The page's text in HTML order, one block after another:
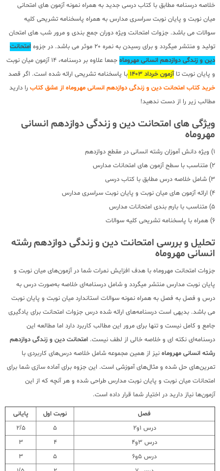
خلاصه درسنامه مطابق با کتاب درسی جدید به همراه نمونه آزمون های امتحانی
میان نوبت و پایان نوبت سراسری مدارس به همراه پاسخنامه تشریحی کلیه
سوالات می باشد. جزوات امتحانت ویژه دوران جمع بندی و مرور شب های امتحان
تولید و منتشر میگردد و برای رسیدن به نمره 20 موثر می باشد. در جزوه
امتحانت
دین و زندگی دوازدهم انسانی مهروماه
جمعا علاوه بر درسنامه، 14 آزمون میان نوبت
و پایان نوبت تاآزمون خرداد 1403
با پاسخنامه تشریحی ارائه شده است. اگر قصد
خرید کتاب امتحانت دین و زندگی دوازدهم انسانی مهروماه از عشق کتاب را دارید
مطالب زیر را از دست ندهید!
ویژگی های امتحانت دین و زندگی دوازدهم انسانی
مهروماه
1) ویژه دانش آموزان رشته انسانی در مقطع دوازدهم
2) متناسب با سطح آزمون های امتحانات مدارس
3) شامل خلاصه درس مطابق با کتاب درسی
4) ارائه آزمون های میان نوبت و پایان نوبت سراسری مدارس
5) متناسب با بارم بندی امتحانات مدارس
6) همراه با پاسخنامه تشریحی کلیه سوالات
تحلیل و بررسی امتحانت دین و زندگی دوازدهم رشته
انسانی مهروماه
جزوات امتحانت مهروماه با هدف افزایش نمرات شما در آزمون‌های میان نوبت و
پایان نوبت مدارس منتشر میگردد و شامل درسنامه‌ای خلاصه به‌صورت درس به
درس و فصل به فصل به همراه نمونه سوالات استاندارد میان نوبت و پایان نوبت
می باشد. بدیهی است درسنامه‌های ارائه شده درس جزوات امتحانت برای یادگیری
جامع و کامل نیست و تنها برای مرور این مطالب کاربرد دارد اما مطالعه این
درسنامه‌ای نکته ای و خلاصه خالی از لطف نیست. امتحانت دین و زندگی دوازدهم
رشته انسانی مهروماه نیز از همین مجموعه شامل خلاصه درس‌های کاربردی با
تمرین‌های حل شده و مثال‌های آموزشی است. این جزوه برای آماده سازی شما برای
امتحانات میان نوبت و پایان نوبت مدارس طراحی شده و هر آنچه که از این
آزمون‌ها نیاز دارید در اختیار شما قرار داده است.
فصل نوبت اول
پایانی
درس 1و2
5
2/5
درس 3و4
4
3
درس 5و6
5
3